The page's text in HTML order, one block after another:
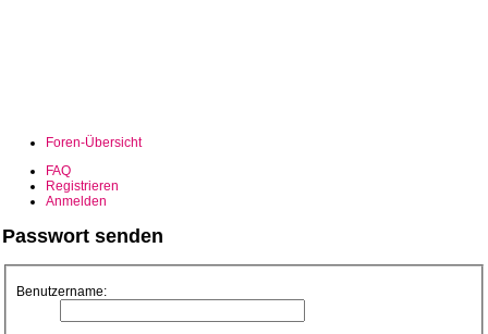
Foren-Übersicht
FAQ
Registrieren
Anmelden
Passwort senden
Benutzername: